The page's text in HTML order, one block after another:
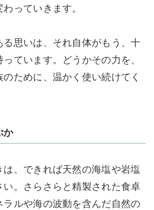
っていきます。
る思いは、それ自体がもう、十
ています。どうかその力を、
ために、温かく使い続けてく
か
は、できれば天然の海塩や岩塩
い。さらさらと精製された食卓
ラルや海の波動を含んだ自然の